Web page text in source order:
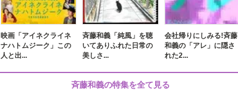
映画「アイネクライネ
ナハトムジーク」この
人と出...
斉藤和義「純風」を聴
いてありふれた日常の
美しさ...
会社帰りにしみる!斉藤
和義の「アレ」に隠さ
れた2...
斉藤和義の特集を全て見る